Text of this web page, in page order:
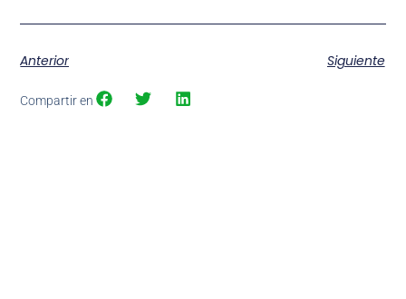
Anterior Siguiente
Compartir en